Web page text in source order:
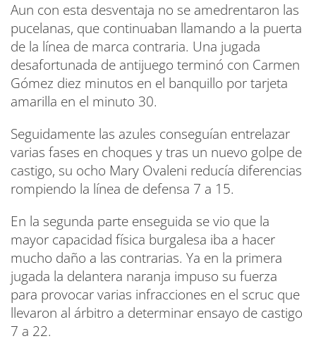
Aun con esta desventaja no se amedrentaron las
pucelanas, que continuaban llamando a la puerta
de la línea de marca contraria. Una jugada
desafortunada de antijuego terminó con Carmen
Gómez diez minutos en el banquillo por tarjeta
amarilla en el minuto 30.
Seguidamente las azules conseguían entrelazar
varias fases en choques y tras un nuevo golpe de
castigo, su ocho Mary Ovaleni reducía diferencias
rompiendo la línea de defensa 7 a 15.
En la segunda parte enseguida se vio que la
mayor capacidad física burgalesa iba a hacer
mucho daño a las contrarias. Ya en la primera
jugada la delantera naranja impuso su fuerza
para provocar varias infracciones en el scruc que
llevaron al árbitro a determinar ensayo de castigo
7 a 22.